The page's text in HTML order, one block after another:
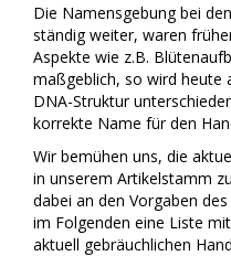
Die Namensgebung bei
ständig weiter, waren
Aspekte wie z.B.
maßgeblich, so wird heute
DNA-Struktur
korrekte Name für den
Wir bemühen uns, die
in unserem Artikelstamm
dabei an den Vorgaben
im Folgenden eine Liste
aktuell gebräuchlichen